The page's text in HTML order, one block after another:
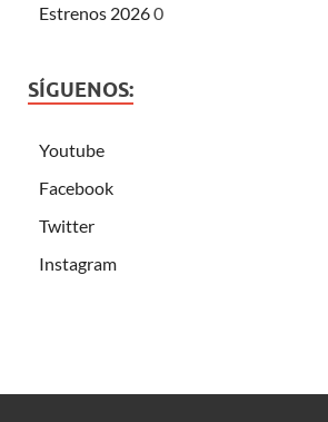
Estrenos 20260
SÍGUENOS:
Youtube
Facebook
Twitter
Instagram